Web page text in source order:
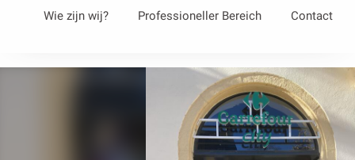
Wie zijn wij? Professioneller Bereich Contact